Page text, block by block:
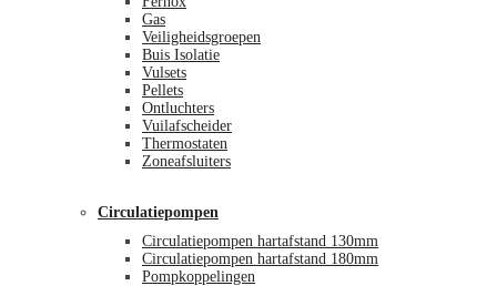
Gas
Veiligheidsgroepen
Buis Isolatie
Vulsets
Pellets
Ontluchters
Vuilafscheider
Thermostaten
Zoneafsluiters
Circulatiepompen
Circulatiepompen hartafstand 130mm
Circulatiepompen hartafstand 180mm
Pompkoppelingen